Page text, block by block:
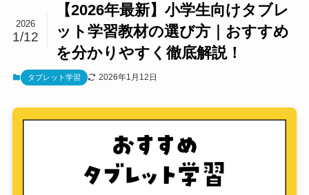
【2026年最新】小学生向けタブレ
ット学習教材の選び方｜おすすめ
を分かりやすく徹底解説！
2026
1/12
タブレット学習 2026年1月12日